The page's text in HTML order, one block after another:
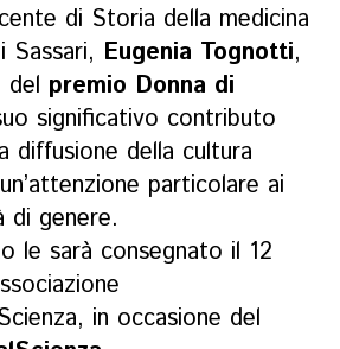
di Storia della medicina
Sassari, Eugenia Tognotti,
del premio Donna di
significativo contributo
diffusione della cultura
particolare ai
di genere.
le sarà consegnato il 12
in occasione del